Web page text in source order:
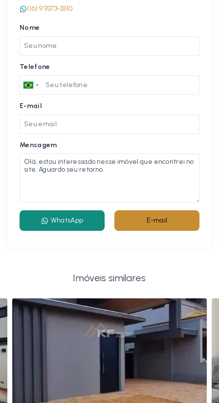
(16) 9 9373-3310
Nome
Telefone
E-mail
Mensagem
WhatsApp E-mail
Imóveis similares